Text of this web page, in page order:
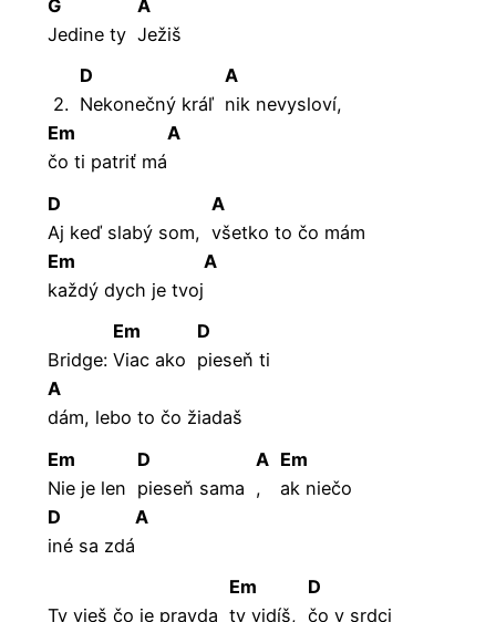
G
Jedine ty
A
Ježiš
2.
D
Nekonečný kráľ
A
nik nevysloví,
Em
čo ti patriť má
A
D
Aj keď slabý som,
A
všetko to čo mám
Em
každý dych je tvoj
A
Bridge:
Em
Viac ako
D
pieseň ti
A
dám, lebo to čo žiadaš
Em
Nie je len
D
pieseň sama
A
,
Em
ak niečo
D
iné sa zdá
A
Ty vieš čo je pravda
Em
ty vidíš,
D
čo v srdci